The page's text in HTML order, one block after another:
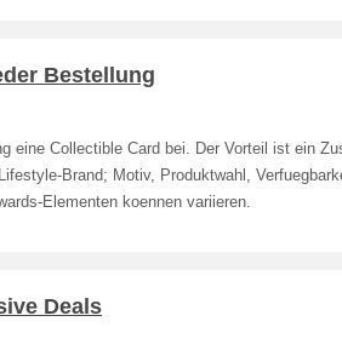
Bestellung
eine Collectible Card bei. Der Vorteil ist ein
Brand; Motiv, Produktwahl,
Elementen koennen variieren.
Deals